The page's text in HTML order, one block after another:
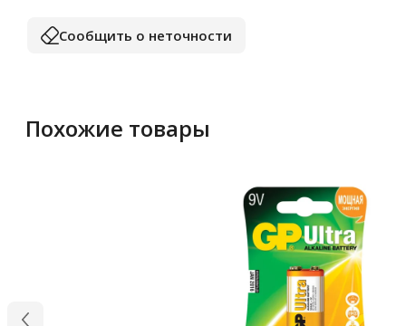
Сообщить о неточности
Похожие товары